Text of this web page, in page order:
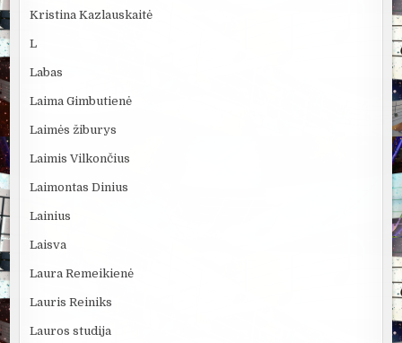
Kristina Kazlauskaitė
L
Labas
Laima Gimbutienė
Laimės žiburys
Laimis Vilkončius
Laimontas Dinius
Lainius
Laisva
Laura Remeikienė
Lauris Reiniks
Lauros studija